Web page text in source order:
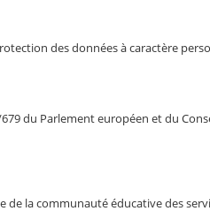
des données à caractère
du Parlement européen et du
de la communauté éducative des